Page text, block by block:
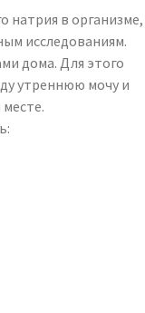
натрия в организме,
исследованиям.
дома. Для этого
утреннюю мочу и